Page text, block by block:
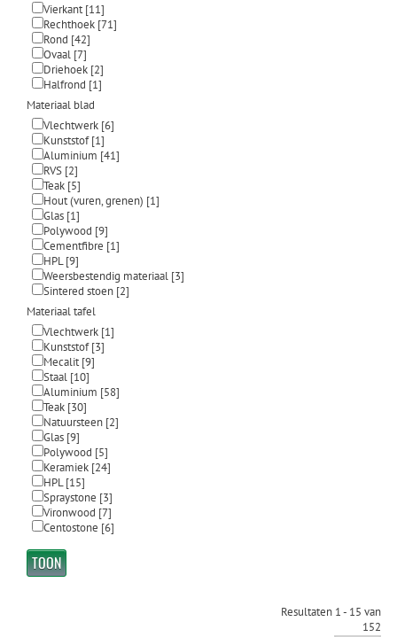
Vierkant[11]
Rechthoek[71]
Rond [42]
Ovaal[7]
Driehoek[2]
Halfrond [1]
Materiaal blad
Vlechtwerk[6]
Kunststof[1]
Aluminium [41]
RVS[2]
Teak[5]
Hout (vuren, grenen) [1]
Glas[1]
Polywood [9]
Cementfibre [1]
HPL[9]
Weersbestendig materiaal[3]
Sintered stoen[2]
Materiaal tafel
Vlechtwerk[1]
Kunststof[3]
Mecalit[9]
Staal[10]
Aluminium [58]
Teak[30]
Natuursteen[2]
Glas[9]
Polywood [5]
Keramiek[24]
HPL[15]
Spraystone [3]
Vironwood [7]
Centostone [6]
Resultaten 1 - 15 van
152